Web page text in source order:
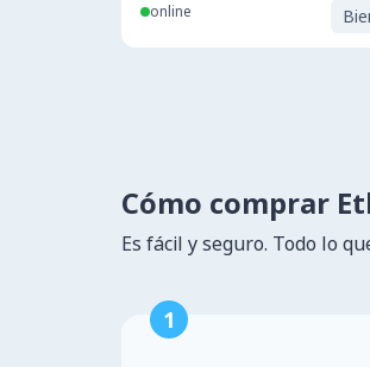
online
Cómo comprar
Es fácil y seguro. Todo lo
1